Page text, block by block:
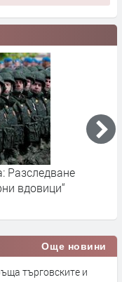
Разследване
вдовици“
Още новини
търговските и